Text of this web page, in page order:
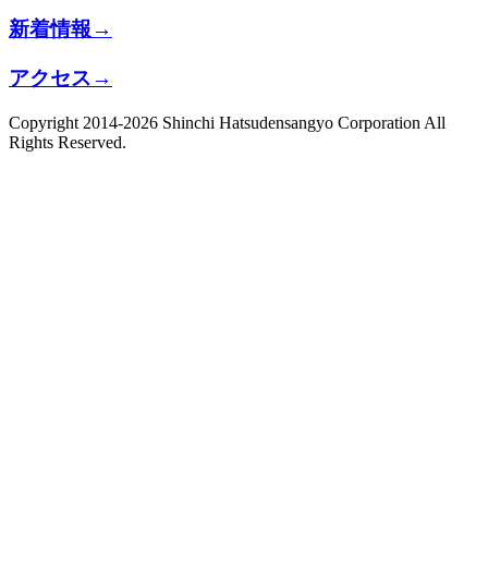
新着情報→
アクセス →
Copyright 2014-2026 Shinchi Hatsudensangyo Corporation All
Rights Reserved.